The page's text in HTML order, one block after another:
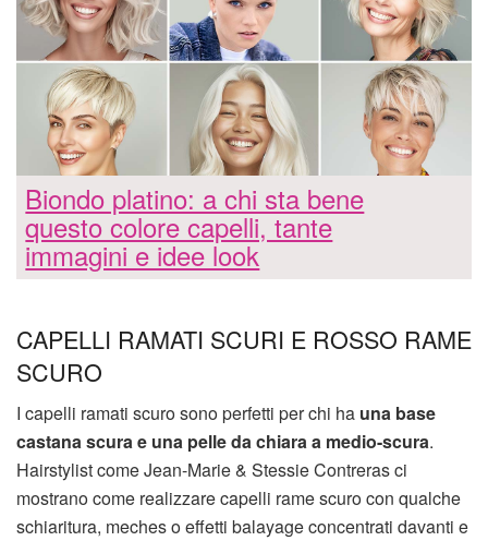
Biondo platino: a chi sta bene
questo colore capelli, tante
immagini e idee look
CAPELLI RAMATI SCURI E ROSSO RAME
SCURO
I capelli ramati scuro sono perfetti per chi ha una base
castana scura e una pelle da chiara a medio-scura.
Hairstylist come Jean-Marie & Stessie Contreras ci
mostrano come realizzare capelli rame scuro con qualche
schiaritura, meches o effetti balayage concentrati davanti e